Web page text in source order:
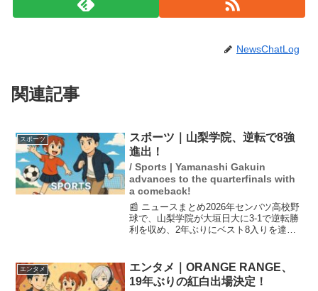
NewsChatLog
関連記事
スポーツ
スポーツ｜山梨学院、逆転で8強
進出！
/ Sports | Yamanashi Gakuin
advances to the quarterfinals with
a comeback!
📰 ニュースまとめ2026年センバツ高校野
球で、山梨学院が大垣日大に3-1で逆転勝
利を収め、2年ぶりにベスト8入りを達成
鼓舞し、チームの勝利を支えました。こ
の試合は、山...
エンタメ
エンタメ｜ORANGE RANGE、
19年ぶりの紅白出場決定！